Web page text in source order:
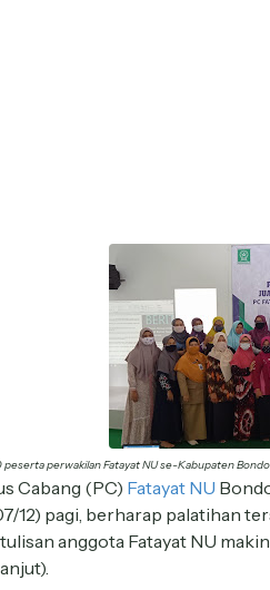
peserta perwakilan Fatayat NU se-Kabupaten
Cabang (PC) Fatayat NU
12) pagi, berharap palatihan
anggota Fatayat NU